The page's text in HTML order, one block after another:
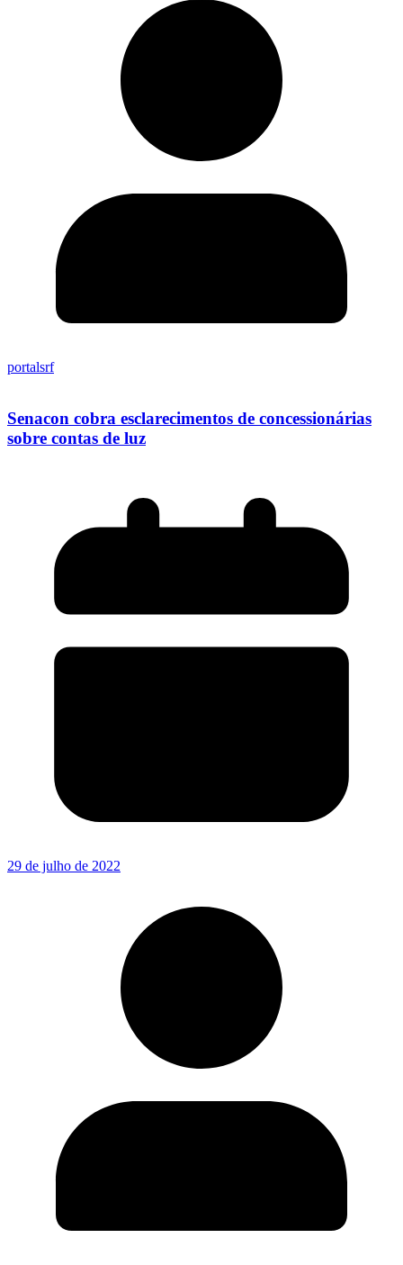
portalsrf
Senacon cobra esclarecimentos de concessionárias
sobre contas de luz
29 de julho de 2022